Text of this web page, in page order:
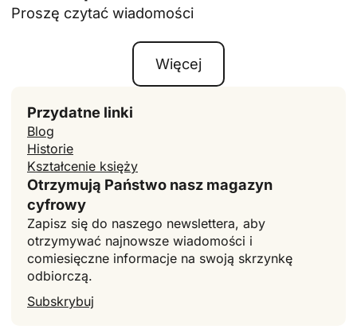
Proszę czytać wiadomości
Więcej
Przydatne linki
Blog
Historie
Kształcenie księży
Otrzymują Państwo nasz magazyn
cyfrowy
Zapisz się do naszego newslettera, aby
otrzymywać najnowsze wiadomości i
comiesięczne informacje na swoją skrzynkę
odbiorczą.
Subskrybuj